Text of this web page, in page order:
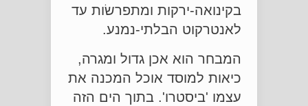
בקינואה-ירקות ומתפרשׂות עד
לאנטרקוט הבלתי-נמנע.
המבחר הוא אכן גדול ומגרה,
כיאות למוסד אוכל המכנה את
עצמו 'ביסטרו'. בתוך הים הזה